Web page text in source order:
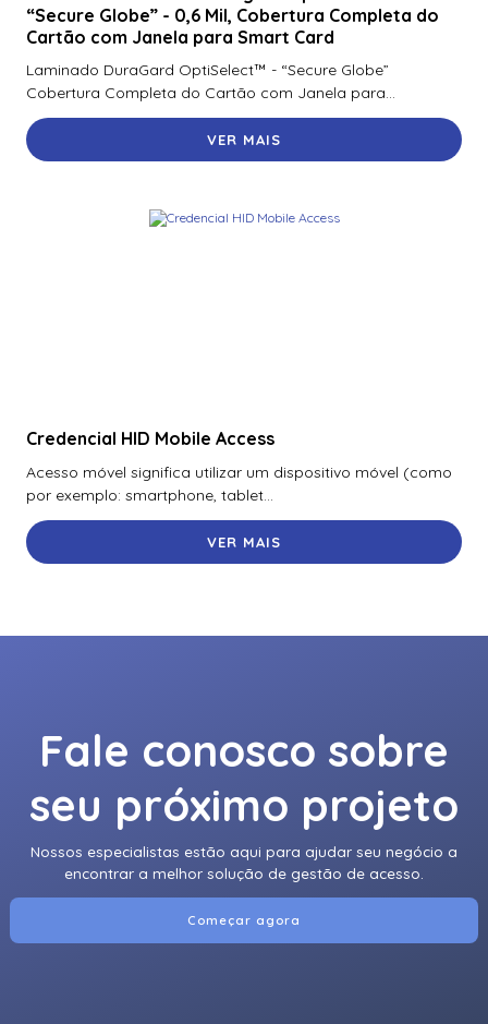
“Secure Globe” - 0,6 Mil, Cobertura Completa do
Cartão com Janela para Smart Card
Laminado DuraGard OptiSelect™ - “Secure Globe”
Cobertura Completa do Cartão com Janela para...
VER MAIS
Credencial HID Mobile Access
Acesso móvel significa utilizar um dispositivo móvel (como
por exemplo: smartphone, tablet...
VER MAIS
Fale conosco sobre
seu próximo projeto
Nossos especialistas estão aqui para ajudar seu negócio a
encontrar a melhor solução de gestão de acesso.
Começar agora